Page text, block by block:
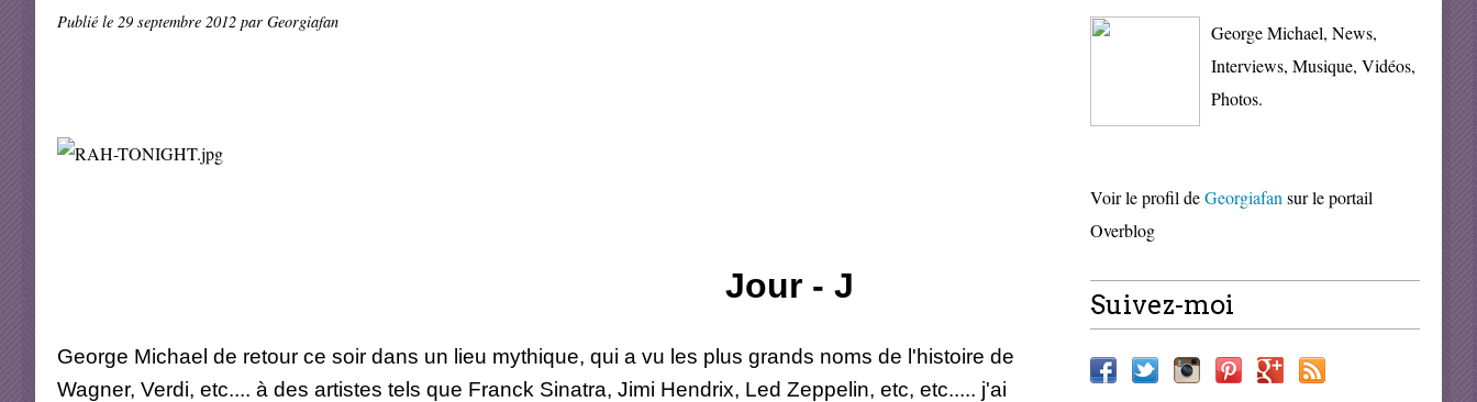
Publié le 29 septembre 2012 par Georgiafan
Jour - J
George Michael de retour ce soir dans un lieu mythique, qui a vu les plus grands noms de l'histoire de
Wagner, Verdi, etc.... à des artistes tels que Franck Sinatra, Jimi Hendrix, Led Zeppelin, etc, etc..... j'ai
George Michael, News,
Interviews, Musique, Vidéos,
Photos.
Voir le profil deGeorgiafan sur le portail
Overblog
Suivez-moi